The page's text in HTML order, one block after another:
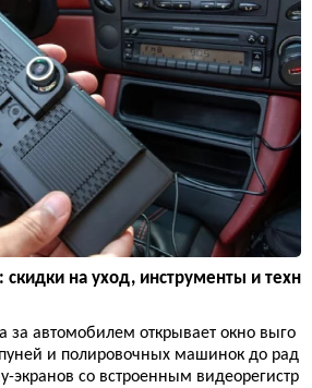
скидки на уход, инструменты и техн
за автомобилем открывает окно выго
и полировочных машинок до рад
экранов со встроенным видеорегистр